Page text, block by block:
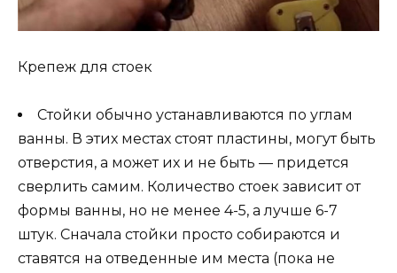
Крепеж для стоек
Стойки обычно устанавливаются по углам
ванны. В этих местах стоят пластины, могут быть
отверстия, а может их и не быть — придется
сверлить самим. Количество стоек зависит от
формы ванны, но не менее 4-5, а лучше 6-7
штук. Сначала стойки просто собираются и
ставятся на отведенные им места (пока не